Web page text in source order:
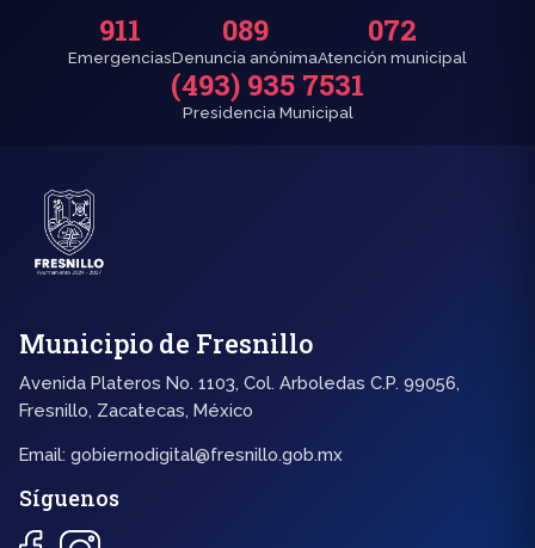
911
Emergencias
089
Denuncia anónima
072
Atención municipal
(493) 935 7531
Presidencia Municipal
Municipio de Fresnillo
Avenida Plateros No. 1103, Col. Arboledas C.P. 99056,
Fresnillo, Zacatecas, México
Email: gobiernodigital@fresnillo.gob.mx
Síguenos